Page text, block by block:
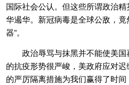
国际社会公认。但这些所谓政治
华遏华。新冠病毒是全球公敌，
器”。
政治辱骂与抹黑并不能使美国
的抗疫形势很严峻，美政府应对
的严厉隔离措施为我们赢得了时